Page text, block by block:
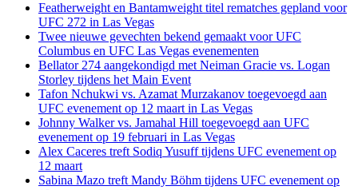
Featherweight en Bantamweight titel rematches gepland voor
UFC 272 in Las Vegas
Twee nieuwe gevechten bekend gemaakt voor UFC
Columbus en UFC Las Vegas evenementen
Bellator 274 aangekondigd met Neiman Gracie vs. Logan
Storley tijdens het Main Event
Tafon Nchukwi vs. Azamat Murzakanov toegevoegd aan
UFC evenement op 12 maart in Las Vegas
Johnny Walker vs. Jamahal Hill toegevoegd aan UFC
evenement op 19 februari in Las Vegas
Alex Caceres treft Sodiq Yusuff tijdens UFC evenement op
12 maart
Sabina Mazo treft Mandy Böhm tijdens UFC evenement op